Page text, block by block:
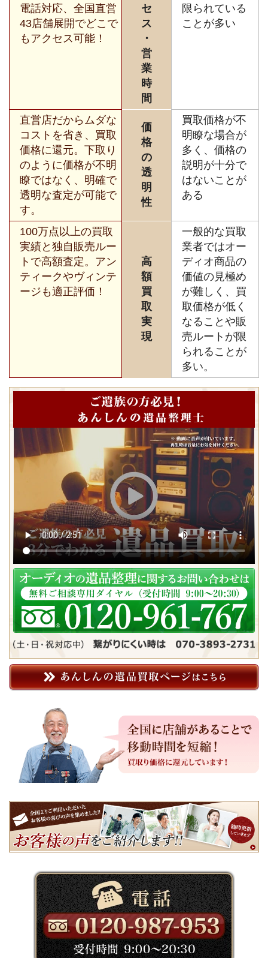
電話対応、全国直営
43店舗展開でどこで
もアクセス可能！
セ
ス
・
営
業
時
間
限られている
ことが多い
直営店だからムダな
コストを省き、買取
価格に還元。下取り
のように価格が不明
瞭ではなく、明確で
透明な査定が可能で
す。
価
格
の
透
明
性
買取価格が不
明瞭な場合が
多く、価格の
説明が十分で
はないことが
ある
100万点以上の買取
実績と独自販売ルー
トで高額査定。アン
ティークやヴィンテ
ージも適正評価！
高
額
買
取
実
現
一般的な買取
業者ではオー
ディオ商品の
価値の見極め
が難しく、買
取価格が低く
なることや販
売ルートが限
られることが
多い。